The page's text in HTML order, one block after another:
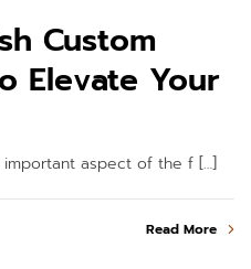
Custom
Elevate Your
important aspect of the f […]
Read More